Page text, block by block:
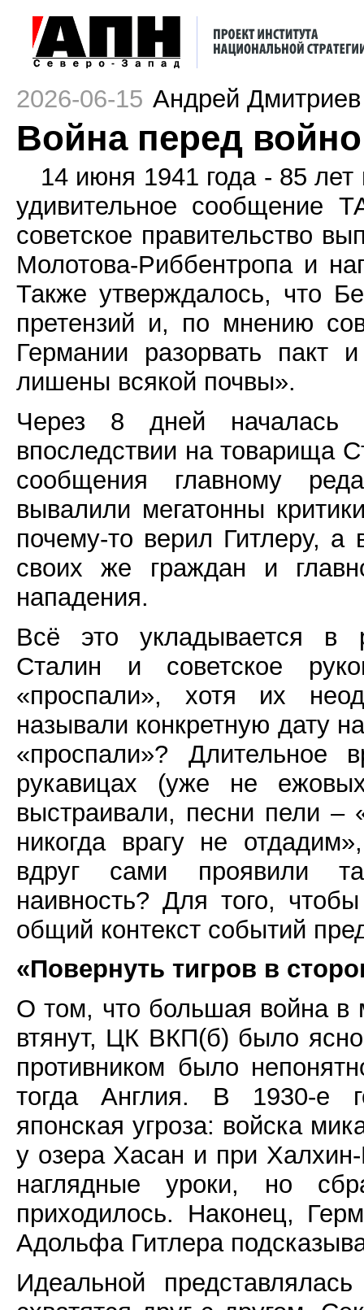
2026-06-15 Андрей Дмитриев
Война перед
14 июня 1941 года - 85 лет
удивительное сообщение
советское правительство
Молотова-Риббентропа и
Также утверждалось, что
претензий и, по мнению
Германии разорвать пакт
лишены всякой почвы».
Через 8 дней началась
впоследствии на товарища
сообщения главному
вывалили мегатонны
почему-то верил Гитлеру,
своих же граждан и
нападения.
Всё это укладывается в
Сталин и советское
«проспали», хотя их
называли конкретную дату
«проспали»?
рукавицах (уже не
выстраивали, песни пели –
никогда врагу не
вдруг сами проявили
наивность? Для того,
общий контекст событий
«Повернуть тигров в
О том, что большая война
втянут, ЦК ВКП(б) было
противником было
тогда Англия. В 1930-е
японская угроза: войска
у озера Хасан и при
наглядные уроки, но
приходилось. Наконец,
Адольфа Гитлера
Идеальной